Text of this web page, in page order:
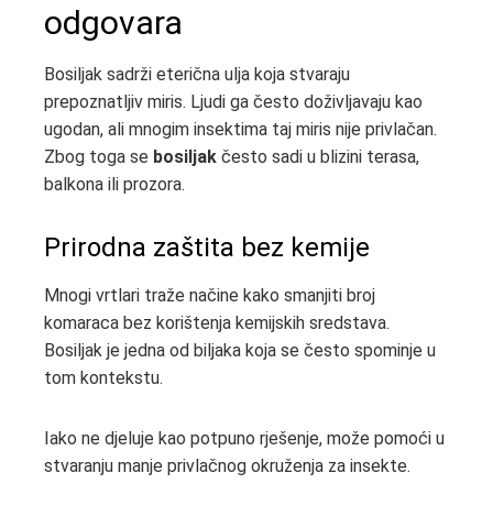
odgovara
Bosiljak sadrži eterična ulja koja stvaraju
prepoznatljiv miris. Ljudi ga često doživljavaju kao
ugodan, ali mnogim insektima taj miris nije privlačan.
Zbog toga se bosiljak često sadi u blizini terasa,
balkona ili prozora.
Prirodna zaštita bez kemije
Mnogi vrtlari traže načine kako smanjiti broj
komaraca bez korištenja kemijskih sredstava.
Bosiljak je jedna od biljaka koja se često spominje u
tom kontekstu.
Iako ne djeluje kao potpuno rješenje, može pomoći u
stvaranju manje privlačnog okruženja za insekte.